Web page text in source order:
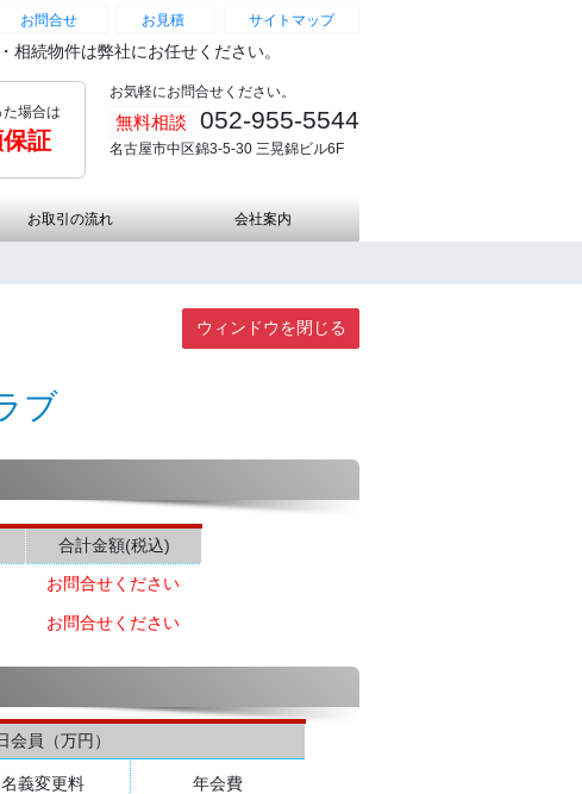
お問合せ お見積 サイトマップ
続物件は弊社にお任せください。
場合は
証
お気軽にお問合せください。
無料相談 052-955-5544
名古屋市中区錦3-5-30 三晃錦ビル6F
お取引の流れ 会社案内
ウィンドウを閉じる
ブ
合計金額(税込)
お問合せください
お問合せください
会員（万円）
名義変更料 年会費